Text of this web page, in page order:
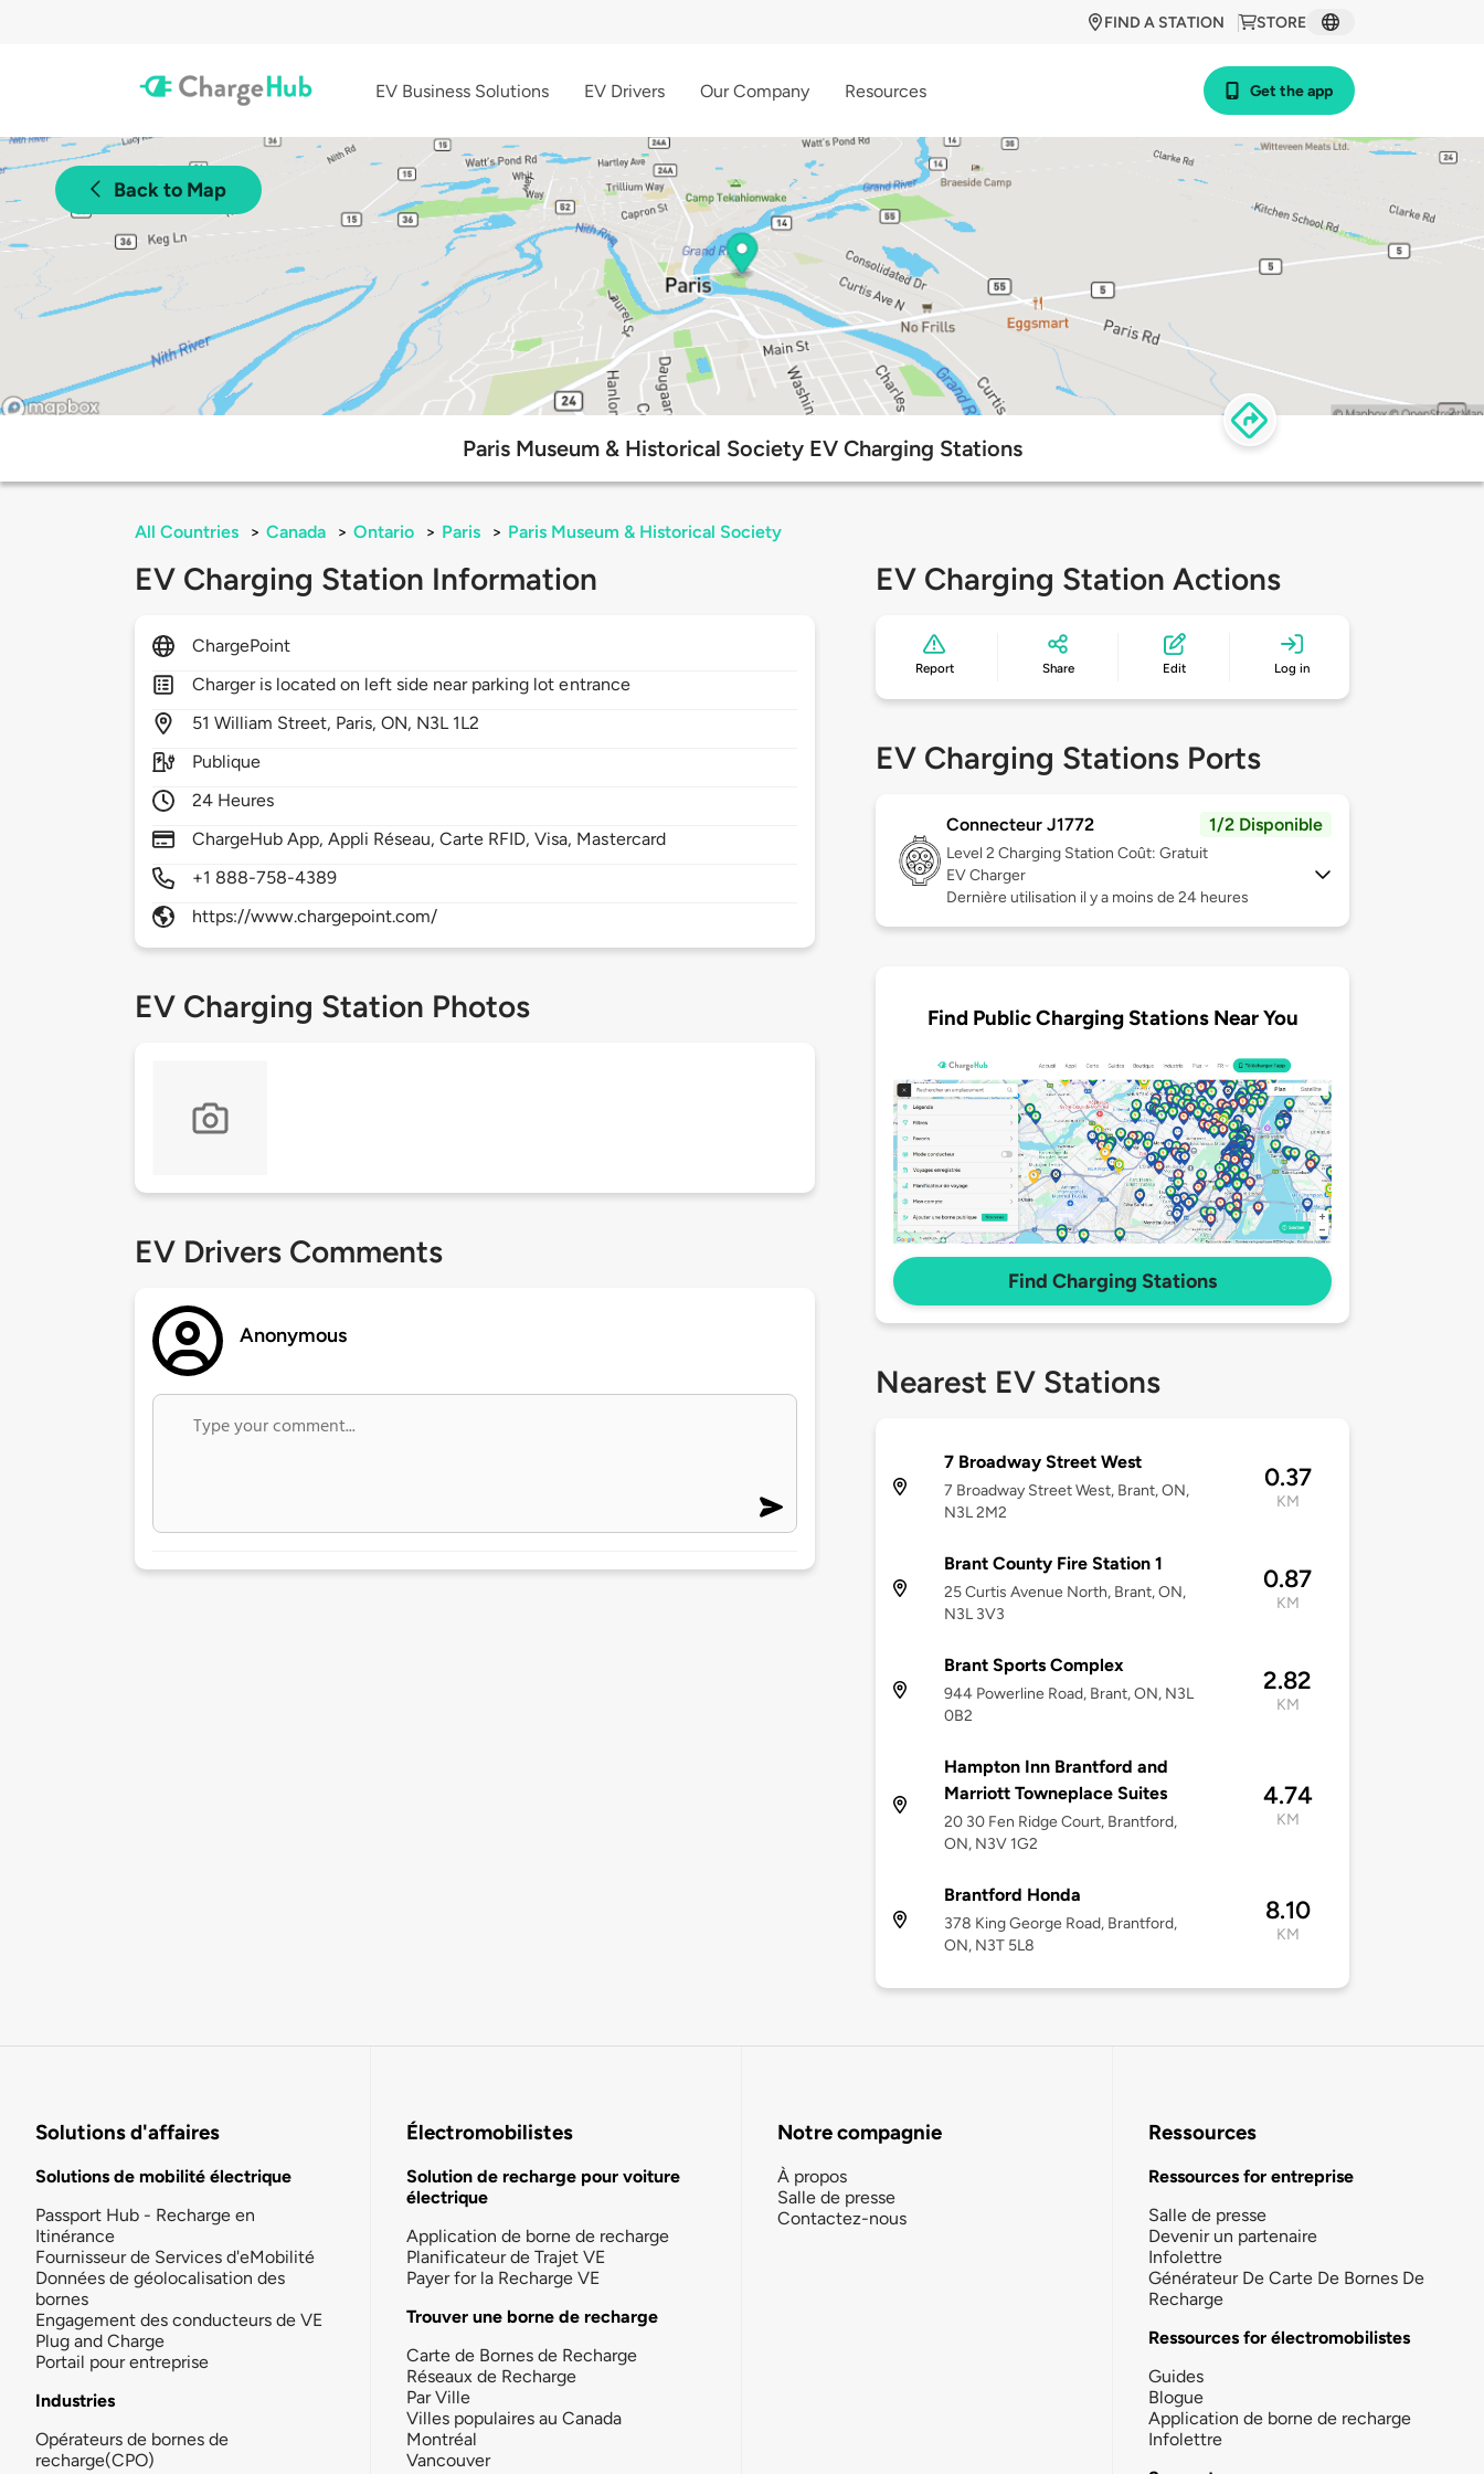
STORE
FIND A STATION
EV Business Solutions EV Drivers Our Company Resources Get the app
Back to Map
Paris Museum & Historical Society EV Charging Stations
All Countries > Canada > Ontario > Paris > Paris Museum & Historical Society
EV Charging Station Information
ChargePoint
Charger is located on left side near parking lot entrance
51William Street, Paris,ON, N3L 1L2
Publique
24 Heures
ChargeHub App, Appli Réseau, Carte RFID, Visa, Mastercard
+1 888-758-4389
https://www.chargepoint.com/
EV Charging Station Photos
EV Drivers Comments
Anonymous
EV Charging Station Actions
Report Share Edit Log in
EV Charging Stations Ports
Connecteur J1772 1/2 Disponible
Level 2 Charging Station Coût: Gratuit
EV Charger
Dernière utilisation il y a moins de 24 heures
Find Public Charging Stations Near You
Find Charging Stations
Nearest EV Stations
7 Broadway Street West
7 Broadway Street West, Brant, ON,
N3L 2M2
0.37
KM
Brant County Fire Station 1
25 Curtis Avenue North, Brant, ON,
N3L 3V3
0.87
KM
Brant Sports Complex
944 Powerline Road, Brant, ON, N3L
0B2
2.82
KM
Hampton Inn Brantford and
Marriott Towneplace Suites
20 30 Fen Ridge Court, Brantford,
ON, N3V 1G2
4.74
KM
Brantford Honda
378 King George Road, Brantford,
ON, N3T 5L8
8.10
KM
Solutions d'affaires
Solutions de mobilité électrique
Passport Hub - Recharge en
Itinérance
Fournisseur de Services d'eMobilité
Données de géolocalisation des
bornes
Engagement des conducteurs de VE
Plug and Charge
Portail pour entreprise
Industries
Opérateurs de bornes de
recharge(CPO)
Électromobilistes
Solution de recharge pour voiture
électrique
Application de borne de recharge
Planificateur de Trajet VE
Payer for la Recharge VE
Trouver une borne de recharge
Carte de Bornes de Recharge
Réseaux de Recharge
Par Ville
Villes populaires au Canada
Montréal
Vancouver
Notre compagnie
À propos
Salle de presse
Contactez-nous
Ressources
Ressources for entreprise
Salle de presse
Devenir un partenaire
Infolettre
Générateur De Carte De Bornes De
Recharge
Ressources for électromobilistes
Guides
Blogue
Application de borne de recharge
Infolettre